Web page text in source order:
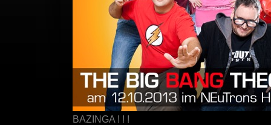
BAZINGA ! ! !